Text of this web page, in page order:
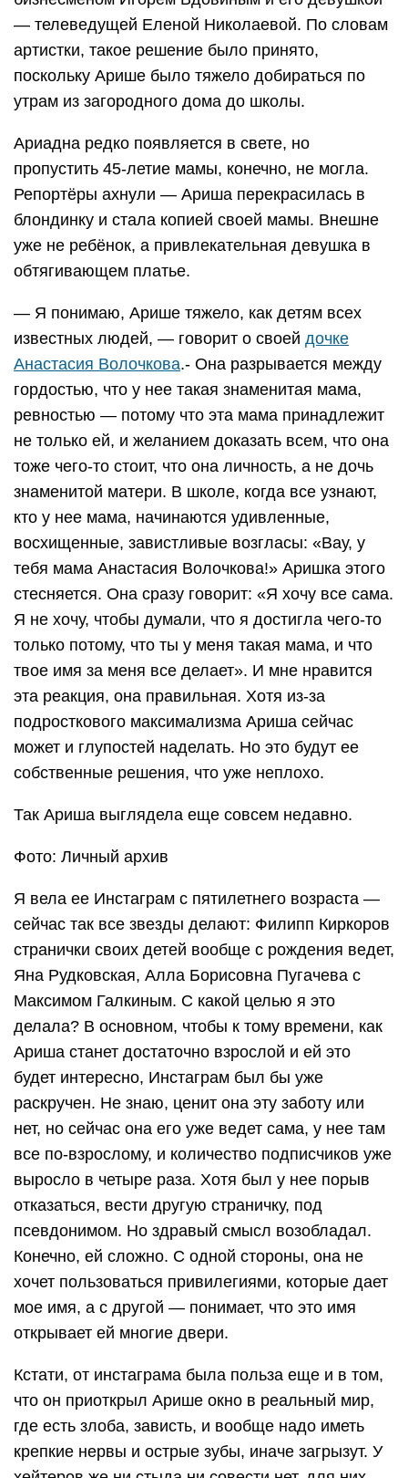
— телеведущей Еленой Николаевой. По словам
артистки, такое решение было принято,
поскольку Арише было тяжело добираться по
утрам из загородного дома до школы.
Ариадна редко появляется в свете, но
пропустить 45-летие мамы, конечно, не могла.
Репортёры ахнули — Ариша перекрасилась в
блондинку и стала копией своей мамы. Внешне
уже не ребёнок, а привлекательная девушка в
обтягивающем платье.
— Я понимаю, Арише тяжело, как детям всех
известных людей, — говорит о своей дочке
Анастасия Волочкова.- Она разрывается между
гордостью, что у нее такая знаменитая мама,
ревностью — потому что эта мама принадлежит
не только ей, и желанием доказать всем, что она
тоже чего-то стоит, что она личность, а не дочь
знаменитой матери. В школе, когда все узнают,
кто у нее мама, начинаются удивленные,
восхищенные, завистливые возгласы: «Вау, у
тебя мама Анастасия Волочкова!» Аришка этого
стесняется. Она сразу говорит: «Я хочу все сама.
Я не хочу, чтобы думали, что я достигла чего-то
только потому, что ты у меня такая мама, и что
твое имя за меня все делает». И мне нравится
эта реакция, она правильная. Хотя из-за
подросткового максимализма Ариша сейчас
может и глупостей наделать. Но это будут ее
собственные решения, что уже неплохо.
Так Ариша выглядела еще совсем недавно.
Фото: Личный архив
Я вела ее Инстаграм с пятилетнего возраста —
сейчас так все звезды делают: Филипп Киркоров
странички своих детей вообще с рождения ведет,
Яна Рудковская, Алла Борисовна Пугачева с
Максимом Галкиным. С какой целью я это
делала? В основном, чтобы к тому времени, как
Ариша станет достаточно взрослой и ей это
будет интересно, Инстаграм был бы уже
раскручен. Не знаю, ценит она эту заботу или
нет, но сейчас она его уже ведет сама, у нее там
все по-взрослому, и количество подписчиков уже
выросло в четыре раза. Хотя был у нее порыв
отказаться, вести другую страничку, под
псевдонимом. Но здравый смысл возобладал.
Конечно, ей сложно. С одной стороны, она не
хочет пользоваться привилегиями, которые дает
мое имя, а с другой — понимает, что это имя
открывает ей многие двери.
Кстати, от инстаграма была польза еще и в том,
что он приоткрыл Арише окно в реальный мир,
где есть злоба, зависть, и вообще надо иметь
крепкие нервы и острые зубы, иначе загрызут. У